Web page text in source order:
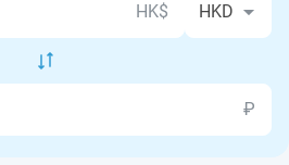
HK$
₽